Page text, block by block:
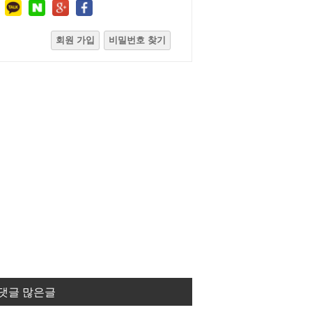
회원 가입 비밀번호 찾기
글 많은글